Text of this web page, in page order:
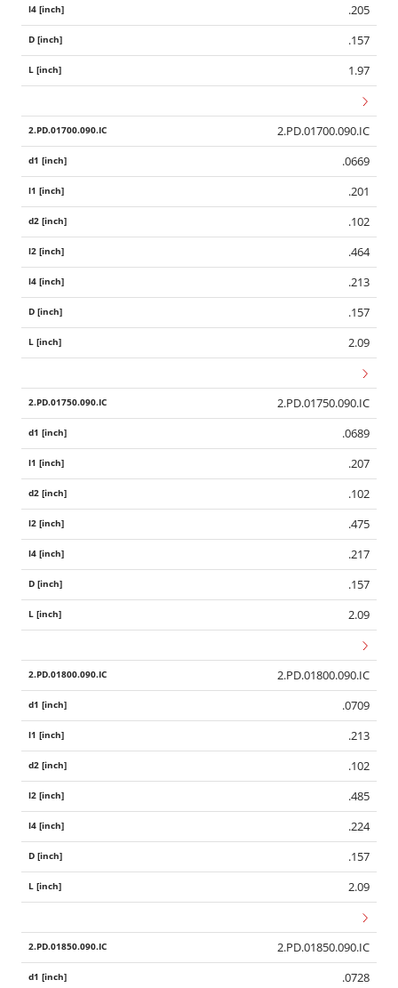
.205
.157
1.97
2.PD.01700.090.IC
.0669
.201
.102
.464
.213
.157
2.09
2.PD.01750.090.IC
.0689
.207
.102
.475
.217
.157
2.09
2.PD.01800.090.IC
.0709
.213
.102
.485
.224
.157
2.09
2.PD.01850.090.IC
.0728